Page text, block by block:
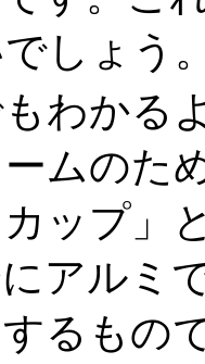
しょう
わかる
ムのた
カップ」
アルミ
るもの